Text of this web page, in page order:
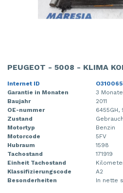
PEUGEOT - 5008 - KLIMA
Internet ID
O310065
Garantie in Monaten
3 Monate
Baujahr
2011
OE-nummer
6455GH,
Zustand
Motortyp
Benzin
Motorcode
5FV
Hubraum
1598
Tachostand
171919
Einheit Tachostand
Klassifizierungscode
A2
Besonderheiten
In nette